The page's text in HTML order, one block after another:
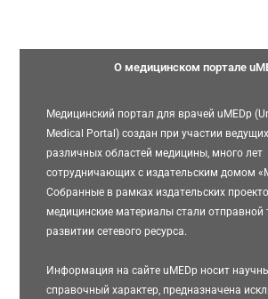
О медицинском портале
Медицинский портал для врачей uMEDp
Medical Portal) создан при участии
различных областей медицины, много лет
сотрудничающих с издательским домом
Собранные в рамках издательских
медицинские материалы стали отправной
развитии сетевого ресурса.
Информация на сайте uMEDp носит
справочный характер, предназначена